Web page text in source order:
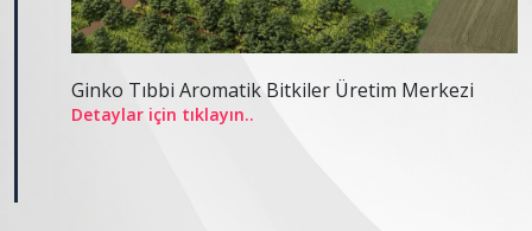
Ginko Tıbbi Aromatik Bitkiler Üretim Merkezi
Detaylar için tıklayın..